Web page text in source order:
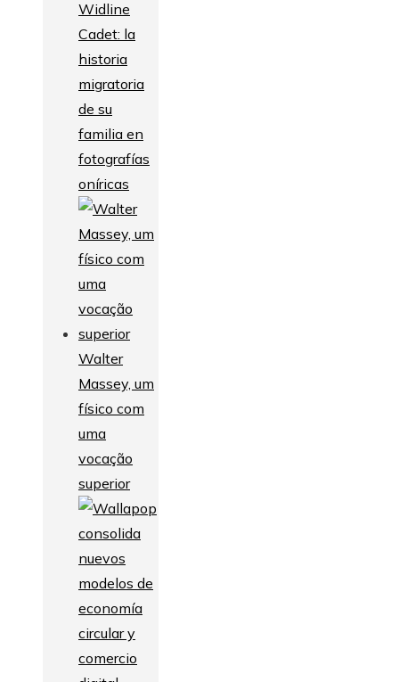
Widline
Cadet: la
historia
migratoria
de su
familia en
fotografías
oníricas
Walter
Massey, um
físico com
uma
vocação
superior